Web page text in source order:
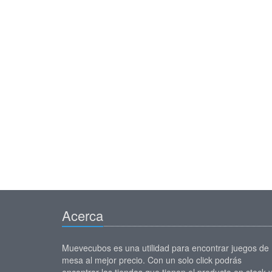
Acerca
Muevecubos es una utilidad para encontrar juegos de
mesa al mejor precio. Con un solo click podrás